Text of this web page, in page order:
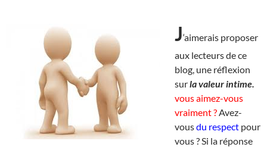
J‘aimerais proposer
aux lecteurs de ce
blog, une réflexion
surla valeur intime.
vous aimez-vous
vraiment ? Avez-
vousdu respect pour
vous ? Si la réponse